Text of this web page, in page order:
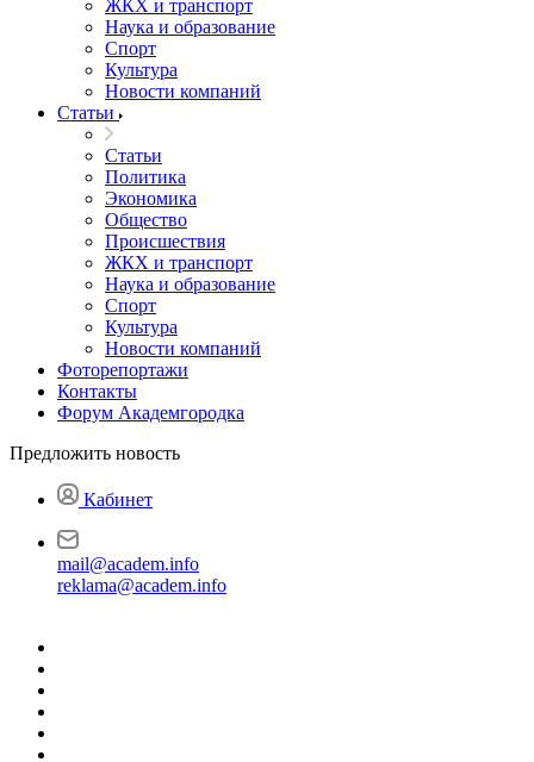
ЖКХ и транспорт
Наука и образование
Спорт
Культура
Новости компаний
Статьи
Статьи
Политика
Экономика
Общество
Происшествия
ЖКХ и транспорт
Наука и образование
Спорт
Культура
Новости компаний
Фоторепортажи
Контакты
Форум Академгородка
Предложить новость
Кабинет
mail@academ.info
reklama@academ.info